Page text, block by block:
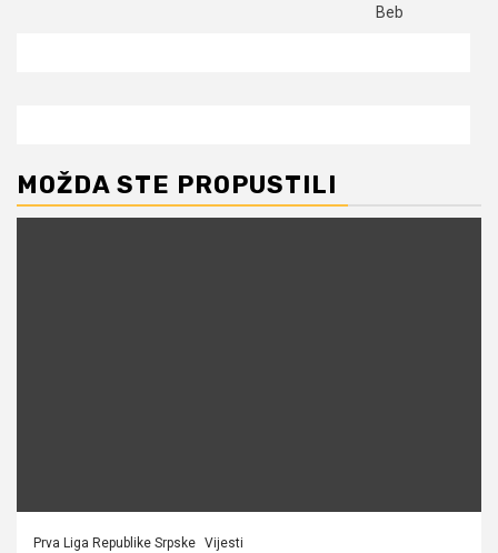
MOŽDA STE PROPUSTILI
Prva Liga Republike Srpske Vijesti